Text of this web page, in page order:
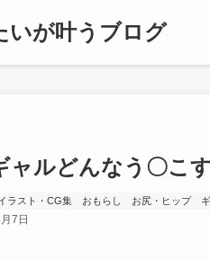
いが叶うブログ
ャルどんなう〇こ
ラスト・CG集 おもらし お尻・ヒップ
7日